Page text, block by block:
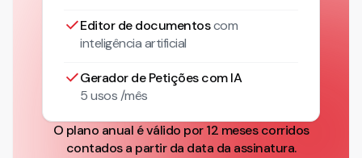
Editor de documentoscom
inteligência artificial
Gerador de Petições com IA
5 usos /mês
O plano anual é válido por 12 meses corridos
contados a partir da data da assinatura.